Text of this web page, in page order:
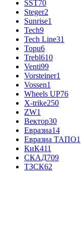
SST70
Steger2
Sunrise1
Tech9
Tech Line31
Topu6
Trebl610
Venti99
Vorsteiner1
Vossen1
Wheels UP76
X-trike250
ZW1
Вектор30
Евразиа14
Евразиа ТАПО1
КиК411
СКАД709
ТЗСК62